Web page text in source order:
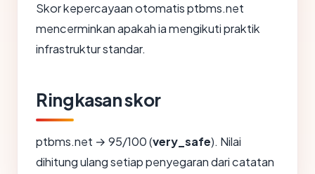
Skor kepercayaan otomatis ptbms.net
mencerminkan apakah ia mengikuti praktik
infrastruktur standar.
Ringkasan skor
ptbms.net → 95/100 (very_safe). Nilai
dihitung ulang setiap penyegaran dari catatan